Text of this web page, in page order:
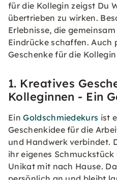
für die Kollegin zeigst Du
übertrieben zu wirken.
Erlebnisse, die
Eindrücke schaffen. Auch
Geschenke für die
1. Kreatives
Kolleginnen - Ein
EinGoldschmiedekurs ist
Geschenkidee für die
und Handwerk verbindet.
ihr eigenes
Unikat mit nach Hause.